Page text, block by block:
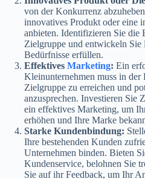
von der Konkurrenz
innovatives Produkt oder eine
anbieten. Identifizieren Sie die
Zielgruppe und entwickeln Sie
Bedürfnisse erfüllen.
Effektives Marketing: Ein
Kleinunternehmen muss in der
Zielgruppe zu erreichen und
anzusprechen. Investieren Sie
ein effektives Marketing, um
erhöhen und Ihre Marke
Starke Kundenbindung:
Ihre bestehenden Kunden
Unternehmen binden. Bieten
Kundenservice, belohnen Sie
Sie auf ihr Feedback, um Ihr